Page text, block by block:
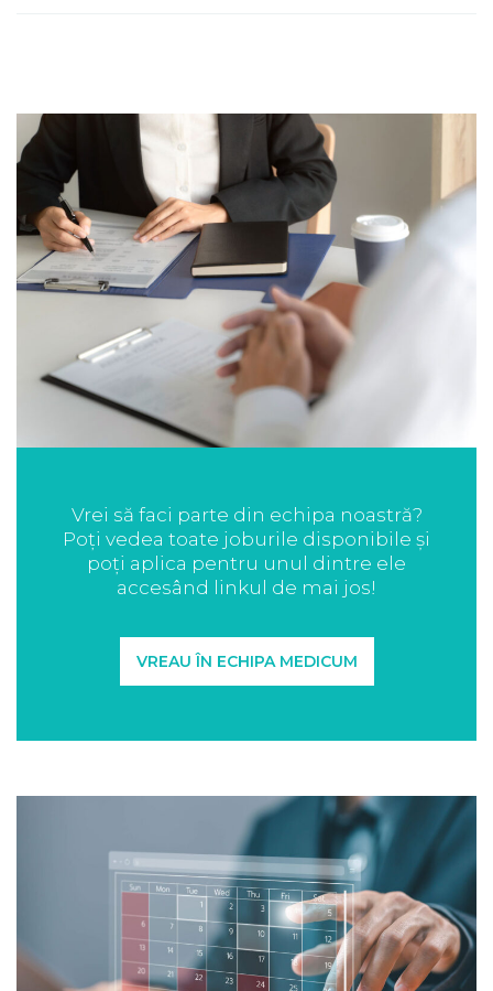
Vrei să faci parte din echipa noastră?
Poți vedea toate joburile disponibile și
poți aplica pentru unul dintre ele
accesând linkul de mai jos!
VREAU ÎN ECHIPA MEDICUM